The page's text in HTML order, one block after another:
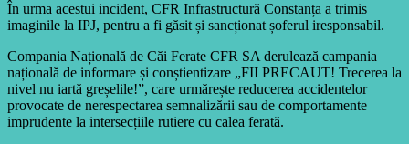
În urma acestui incident, CFR Infrastructură Constanța a trimis
imaginile la IPJ, pentru a fi găsit și sancționat șoferul iresponsabil.
Compania Națională de Căi Ferate CFR SA derulează campania
națională de informare și conștientizare „FII PRECAUT! Trecerea la
nivel nu iartă greșelile!”, care urmărește reducerea accidentelor
provocate de nerespectarea semnalizării sau de comportamente
imprudente la intersecțiile rutiere cu calea ferată.